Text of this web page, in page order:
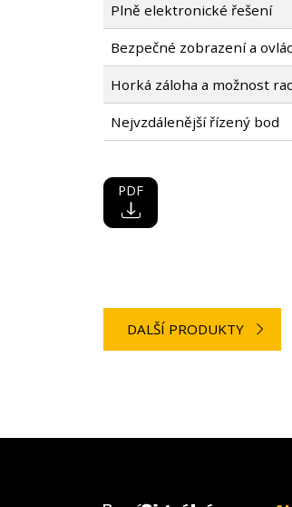
Plně elektronické řešení
Bezpečné zobrazení a
Horká záloha a možnost
Nejvzdálenější řízený bod
PDF
DALŠÍ PRODUKTY